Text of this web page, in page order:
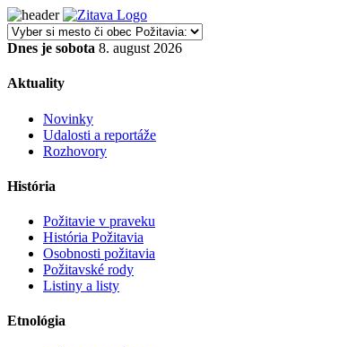
Dnes je sobota 8. august 2026
Aktuality
Novinky
Udalosti a reportáže
Rozhovory
História
Požitavie v praveku
História Požitavia
Osobnosti požitavia
Požitavské rody
Listiny a listy
Etnológia